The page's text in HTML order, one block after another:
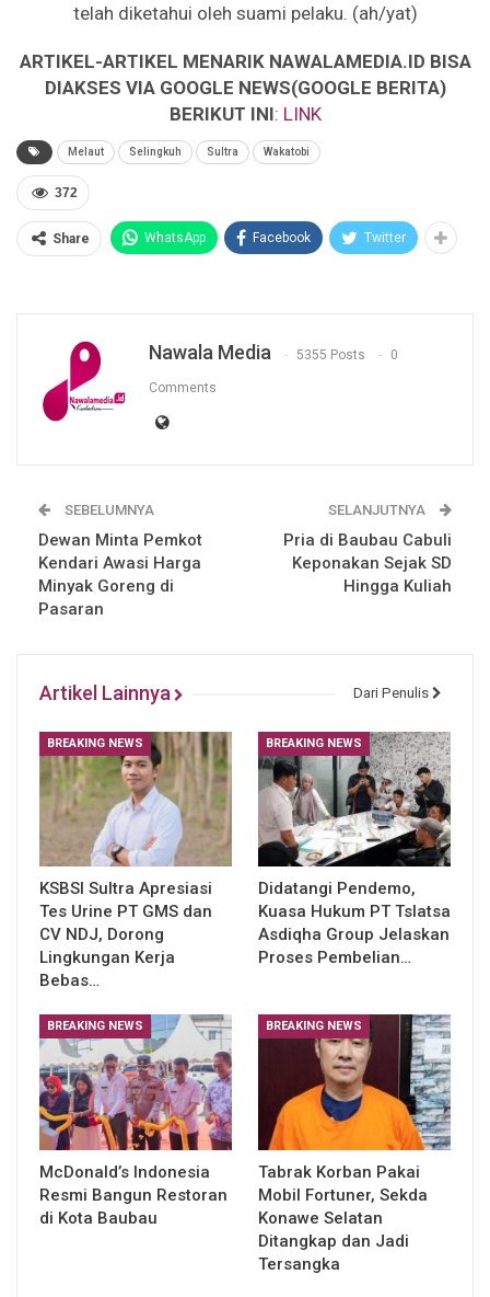
telah diketahui oleh suami pelaku. (ah/yat)
ARTIKEL-ARTIKEL MENARIK NAWALAMEDIA.ID BISA
DIAKSES VIA GOOGLE NEWS(GOOGLE BERITA)
BERIKUT INI: LINK
Melaut Selingkuh Sultra Wakatobi
372
Share WhatsApp Facebook Twitter
Nawala Media 5355 Posts 0
Comments
SEBELUMNYA
Dewan Minta Pemkot
Kendari Awasi Harga
Minyak Goreng di
Pasaran
SELANJUTNYA
Pria di Baubau Cabuli
Keponakan Sejak SD
Hingga Kuliah
Artikel Lainnya Dari Penulis
BREAKING NEWS
KSBSI Sultra Apresiasi
Tes Urine PT GMS dan
CV NDJ, Dorong
Lingkungan Kerja
Bebas…
BREAKING NEWS
Didatangi Pendemo,
Kuasa Hukum PT Tslatsa
Asdiqha Group Jelaskan
Proses Pembelian…
BREAKING NEWS
McDonald’s Indonesia
Resmi Bangun Restoran
di Kota Baubau
BREAKING NEWS
Tabrak Korban Pakai
Mobil Fortuner, Sekda
Konawe Selatan
Ditangkap dan Jadi
Tersangka